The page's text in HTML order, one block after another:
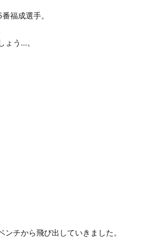
福成選手。
ょう…。
チから飛び出していきました。